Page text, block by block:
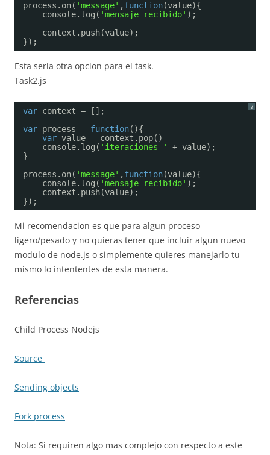
process.on( 'message' ,function(value){
console.log( 'mensaje recibido' );
context.push(value);
});
Esta seria otra opcion para el task.
Task2.js
?
var context = [];
var process = function(){
var value = context.pop()
console.log( 'iteraciones '
+ value);
}
process.on( 'message' ,function(value){
console.log( 'mensaje recibido' );
context.push(value);
});
Mi recomendacion es que para algun proceso
ligero/pesado y no quieras tener que incluir algun nuevo
modulo de node.js o simplemente quieres manejarlo tu
mismo lo intententes de esta manera.
Referencias
Child Process Nodejs
Source
Sending objects
Fork process
Nota: Si requiren algo mas complejo con respecto a este